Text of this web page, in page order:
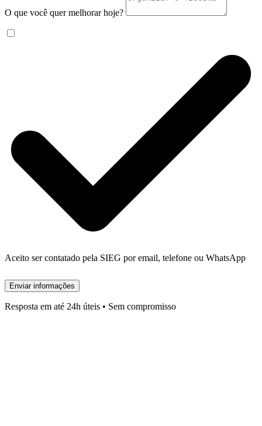
O que você quer melhorar hoje?
Aceito ser contatado pela SIEG por email, telefone ou WhatsApp
Enviar informações
Resposta em até 24h úteis • Sem compromisso